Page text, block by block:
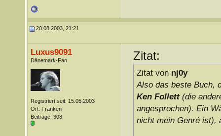
20.08.2003, 21:21
Luxus9091
Dänemark-Fan
Registriert seit: 15.05.2003
Ort: Franken
Beiträge: 308
Zitat:
Zitat von nj0y
Also das beste Buch,
Ken Follett(die
angesprochen). Ein
nicht mein Genré ist),